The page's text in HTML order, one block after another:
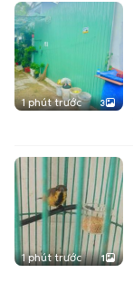
1 phút trước 3
1 phút trước 1